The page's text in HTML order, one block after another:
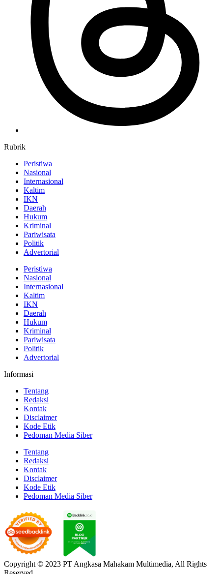
Rubrik
Peristiwa
Nasional
Internasional
Kaltim
IKN
Daerah
Hukum
Kriminal
Pariwisata
Politik
Advertorial
Peristiwa
Nasional
Internasional
Kaltim
IKN
Daerah
Hukum
Kriminal
Pariwisata
Politik
Advertorial
Informasi
Tentang
Redaksi
Kontak
Disclaimer
Kode Etik
Pedoman Media Siber
Tentang
Redaksi
Kontak
Disclaimer
Kode Etik
Pedoman Media Siber
Copyright © 2023 PT Angkasa Mahakam Multimedia, All Rights